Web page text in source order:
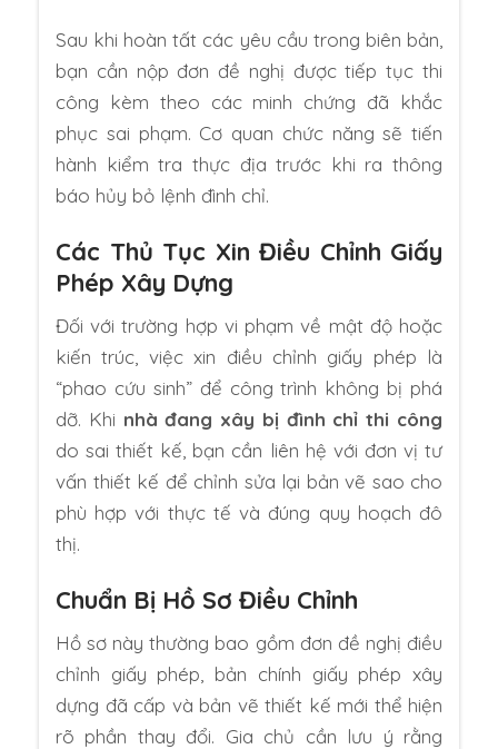
Sau khi hoàn tất các yêu cầu trong biên bản,
bạn cần nộp đơn đề nghị được tiếp tục thi
công kèm theo các minh chứng đã khắc
phục sai phạm. Cơ quan chức năng sẽ tiến
hành kiểm tra thực địa trước khi ra thông
báo hủy bỏ lệnh đình chỉ.
Các Thủ Tục Xin Điều Chỉnh Giấy
Phép Xây Dựng
Đối với trường hợp vi phạm về mật độ hoặc
kiến trúc, việc xin điều chỉnh giấy phép là
“phao cứu sinh” để công trình không bị phá
dỡ. Khi nhà đang xây bị đình chỉ thi công
do sai thiết kế, bạn cần liên hệ với đơn vị tư
vấn thiết kế để chỉnh sửa lại bản vẽ sao cho
phù hợp với thực tế và đúng quy hoạch đô
thị.
Chuẩn Bị Hồ Sơ Điều Chỉnh
Hồ sơ này thường bao gồm đơn đề nghị điều
chỉnh giấy phép, bản chính giấy phép xây
dựng đã cấp và bản vẽ thiết kế mới thể hiện
rõ phần thay đổi. Gia chủ cần lưu ý rằng